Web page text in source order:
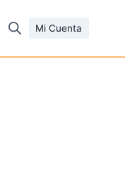
Mi Cuenta